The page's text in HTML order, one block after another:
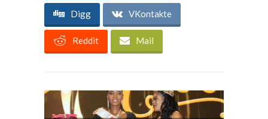
Digg VKontakte
Reddit Mail